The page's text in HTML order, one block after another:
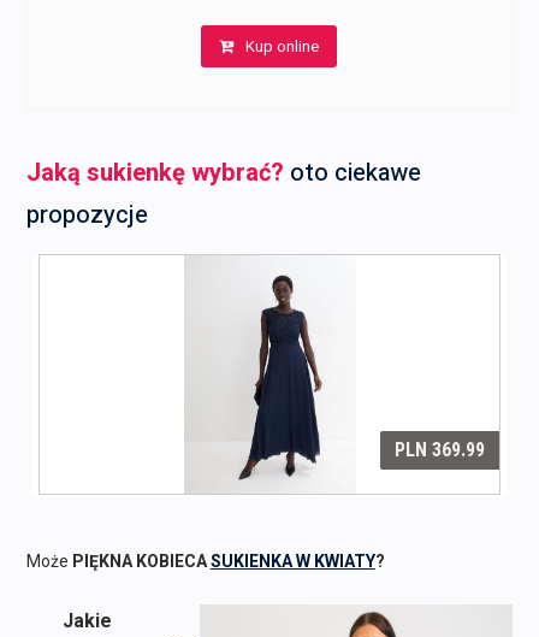
Kup online
Jaką sukienkę wybrać? oto ciekawe
propozycje
Może PIĘKNA KOBIECASUKIENKA W KWIATY?
Jakie